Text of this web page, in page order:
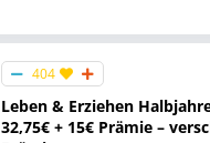
404
Leben & Erziehen
32,75€ + 15€ Prämie –